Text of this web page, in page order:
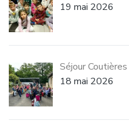
19 mai 2026
Séjour
18 mai 2026